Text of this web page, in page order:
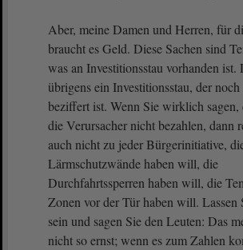
Aber, meine Damen und Herren, für
braucht es Geld. Diese Sachen sind
was an Investitionsstau vorhanden ist.
übrigens ein Investitionsstau, der
beziffert ist. Wenn Sie wirklich sagen,
die Verursacher nicht bezahlen, dann
auch nicht zu jeder Bürgerinitiative,
Lärmschutzwände haben will, die
Durchfahrtssperren haben will, die
Zonen vor der Tür haben will. Lassen
sein und sagen Sie den Leuten: Das
nicht so ernst; wenn es zum Zahlen